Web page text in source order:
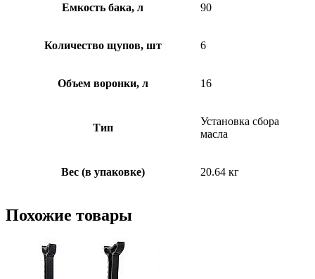
Емкость бака, л 90
Количество щупов, шт 6
Объем воронки, л 16
Тип
Установка сбора
масла
Вес (в упаковке) 20.64 кг
Похожие товары